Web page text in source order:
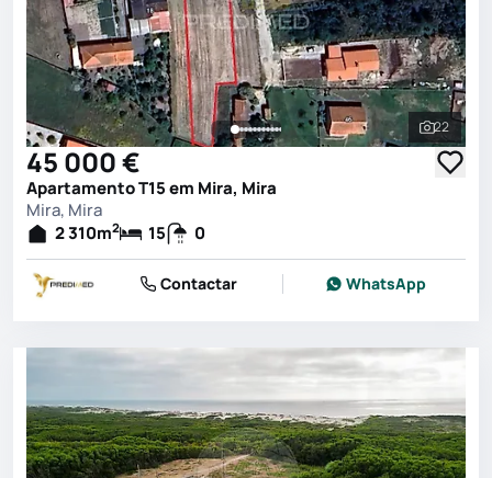
Ver
22
45 000 €
Apartamento T15 em Mira, Mira
Mira, Mira
2 310m2 15 0
Contactar WhatsApp